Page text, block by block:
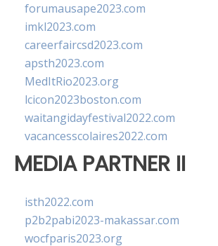
forumausape2023.com
imkl2023.com
careerfaircsd2023.com
apsth2023.com
MedItRio2023.org
lcicon2023boston.com
waitangidayfestival2022.com
vacancesscolaires2022.com
MEDIA PARTNER II
isth2022.com
p2b2pabi2023-makassar.com
wocfparis2023.org